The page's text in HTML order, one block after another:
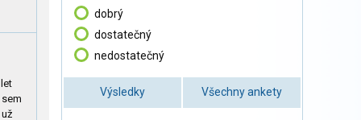
dobrý
dostatečný
nedostatečný
Výsledky Všechny ankety